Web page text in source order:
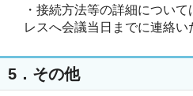
・接続方法等の詳細につい
5．その他